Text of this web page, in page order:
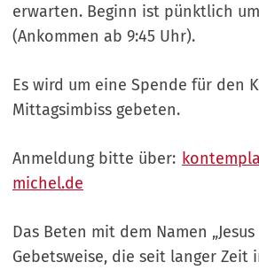
erwarten. Beginn ist pünktlich
(Ankommen ab 9:45 Uhr).
Es wird um eine Spende für den
Mittagsimbiss gebeten.
Anmeldung bitte über:
michel.de
Das Beten mit dem Namen
Gebetsweise, die seit langer Zeit